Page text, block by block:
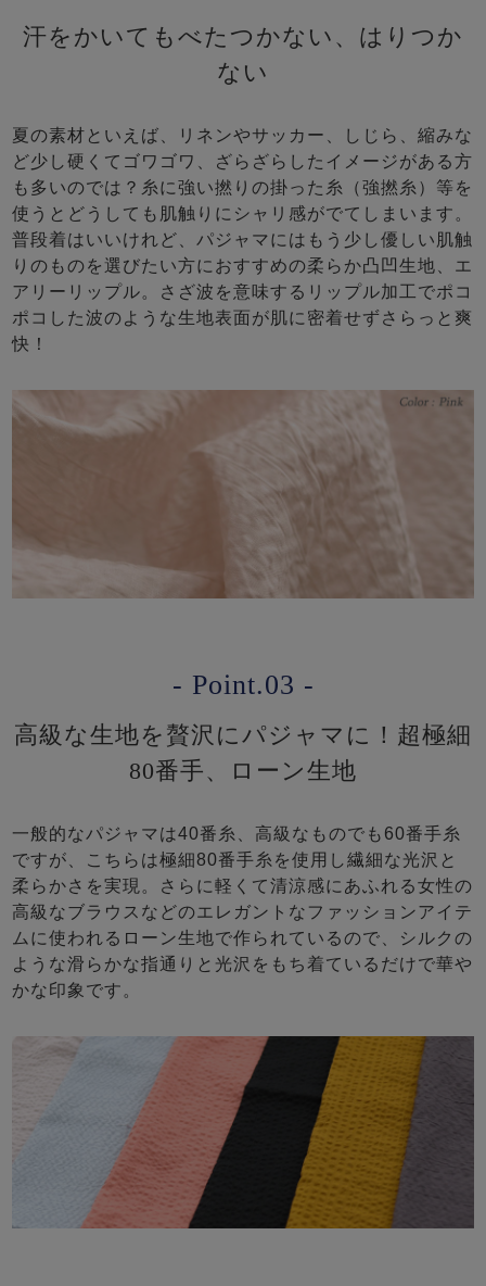
汗をかいてもべたつかない、はりつか
ない
夏の素材といえば、リネンやサッカー、しじら、縮みな
ど少し硬くてゴワゴワ、ざらざらしたイメージがある方
も多いのでは？糸に強い撚りの掛った糸（強撚糸）等を
使うとどうしても肌触りにシャリ感がでてしまいます。
普段着はいいけれど、パジャマにはもう少し優しい肌触
りのものを選びたい方におすすめの柔らか凸凹生地、エ
アリーリップル。さざ波を意味するリップル加工でポコ
ポコした波のような生地表面が肌に密着せずさらっと爽
快！
- Point.03 -
高級な生地を贅沢にパジャマに！超極細
80番手、ローン生地
一般的なパジャマは40番糸、高級なものでも60番手糸
ですが、こちらは極細80番手糸を使用し繊細な光沢と
柔らかさを実現。さらに軽くて清涼感にあふれる女性の
高級なブラウスなどのエレガントなファッションアイテ
ムに使われるローン生地で作られているので、シルクの
ような滑らかな指通りと光沢をもち着ているだけで華や
かな印象です。